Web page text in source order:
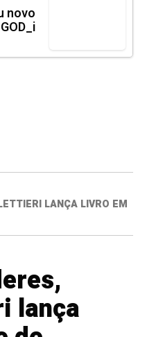
novo
LANÇA LIVRO EM
lança